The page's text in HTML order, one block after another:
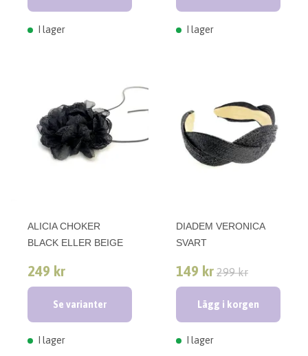
I lager I lager
ALICIA CHOKER
BLACK ELLER BEIGE
249 kr
Se varianter
I lager
DIADEM VERONICA
SVART
149 kr 299 kr
Lägg i korgen
I lager